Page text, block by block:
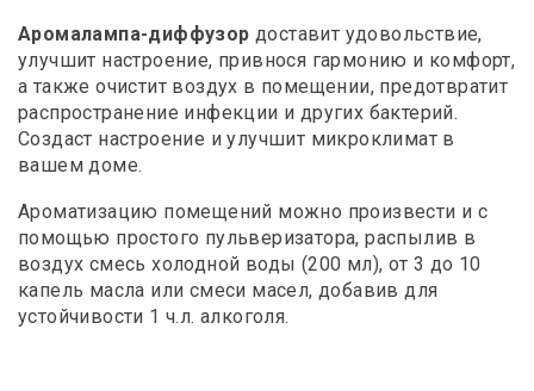
Аромалампа-диффузор доставит удовольствие,
улучшит настроение, привнося гармонию и комфорт,
а также очистит воздух в помещении, предотвратит
распространение инфекции и других бактерий.
Создаст настроение и улучшит микроклимат в
вашем доме.
Ароматизацию помещений можно произвести и с
помощью простого пульверизатора, распылив в
воздух смесь холодной воды (200 мл), от 3 до 10
капель масла или смеси масел, добавив для
устойчивости 1 ч.л. алкоголя.